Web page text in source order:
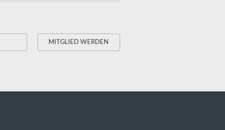
MITGLIED WERDEN